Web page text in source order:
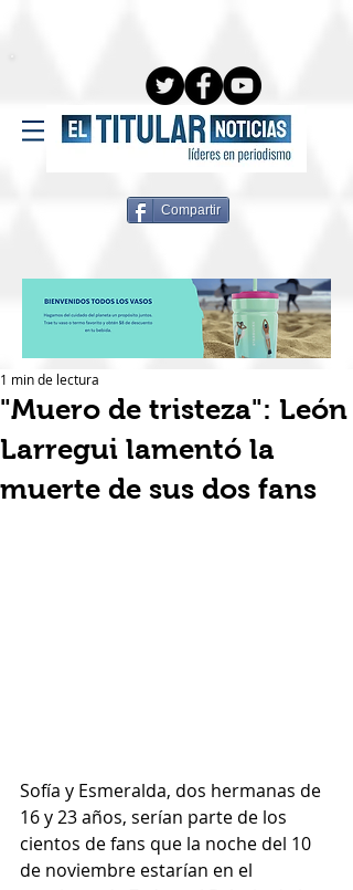
Compartir
"Muero de tristeza": León
Larregui lamentó la
muerte de sus dos fans
1 min de lectura
Sofía y Esmeralda, dos hermanas de
16 y 23 años, serían parte de los
cientos de fans que la noche del 10
de noviembre estarían en el